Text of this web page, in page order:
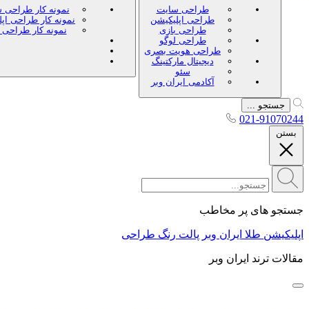
طراحی سایت
طراحی اپلیکیشن
طراحی بازی
طراحی لوگو
طراحی هویت بصری
دیجیتال مارکتینگ
سئو
آکادمی ایران وبر
نمونه کار
نمونه کار طراحی
نمونه کار طراحی
جستجو ...
021-91070244
بستن
جستجو های پر مخاطب
اپلیکیشن طلا ایران وبر پالت رنگ طراحی
مقالات ترند ایران وبر